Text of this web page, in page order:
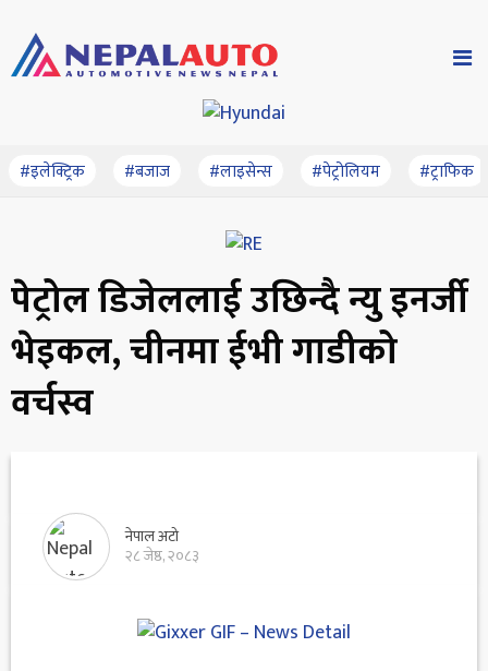
#इलेक्ट्रिक #बजाज #लाइसेन्स #पेट्रोलियम #ट्राफिक
पेट्रोल डिजेललाई उछिन्दै न्यु इनर्जी
भेइकल, चीनमा ईभी गाडीको
वर्चस्व
नेपाल अटो
२८ जेष्ठ, २०८३